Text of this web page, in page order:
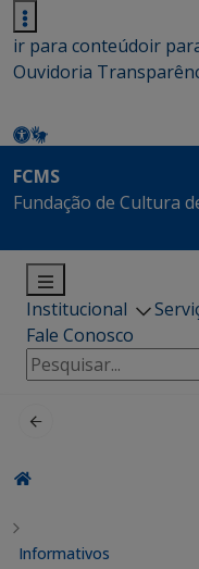
ir para conteúdoir
Ouvidoria
FCMS
Fundação de Cultura
Institucional
Fale Conosco
Pesquisar
por:
Informativos